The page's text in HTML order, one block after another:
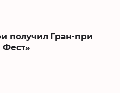
получил Гран-при
Фест»